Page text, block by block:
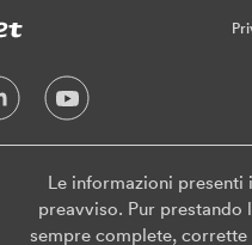
Le informazioni presenti
preavviso. Pur prestando
sempre complete,